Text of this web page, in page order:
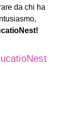
da chi ha